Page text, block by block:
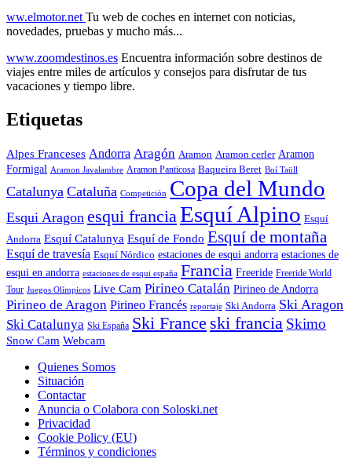
ww.elmotor.net Tu web de coches en internet con noticias,
novedades, pruebas y mucho más...
www.zoomdestinos.es Encuentra información sobre destinos de
viajes entre miles de artículos y consejos para disfrutar de tus
vacaciones y tiempo libre.
Etiquetas
Alpes Franceses Andorra Aragón Aramon Aramon cerler Aramon
Formigal Aramon Javalambre Aramon Panticosa Baqueira Beret Boí Taüll
Catalunya Cataluña Competición Copa del Mundo
Esqui Aragon esqui francia Esquí Alpino Esquí
Andorra Esquí Catalunya Esquí de Fondo Esquí de montaña
Esquí de travesía Esquí Nórdico estaciones de esqui andorra estaciones de
esqui en andorra estaciones de esqui españa Francia Freeride Freeride World
Tour Juegos Olímpicos Live Cam Pirineo Catalán Pirineo de Andorra
Pirineo de Aragon Pirineo Francés reportaje Ski Andorra Ski Aragon
Ski Catalunya Ski España Ski France ski francia Skimo
Snow Cam Webcam
Quienes Somos
Situación
Contactar
Anuncia o Colabora con Soloski.net
Privacidad
Cookie Policy (EU)
Términos y condiciones